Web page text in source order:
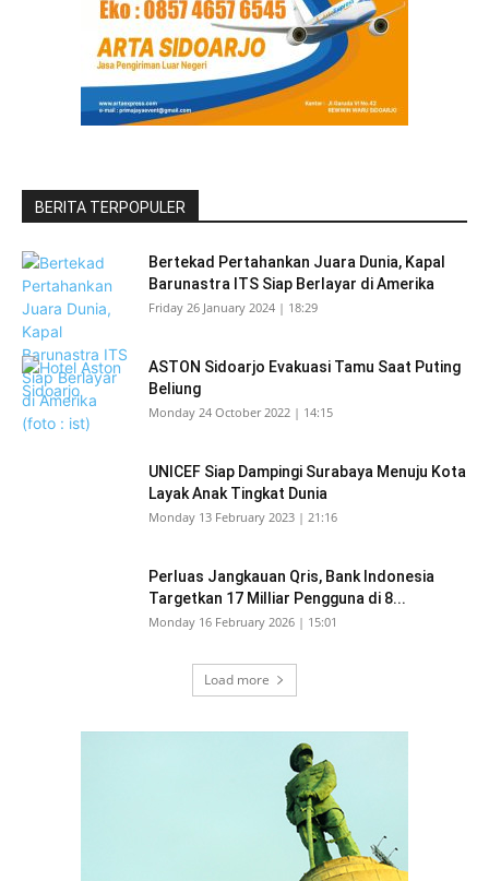
BERITA TERPOPULER
Bertekad Pertahankan Juara Dunia, Kapal
Barunastra ITS Siap Berlayar di Amerika
Friday 26 January 2024 | 18:29
ASTON Sidoarjo Evakuasi Tamu Saat Puting
Beliung
Monday 24 October 2022 | 14:15
UNICEF Siap Dampingi Surabaya Menuju Kota
Layak Anak Tingkat Dunia
Monday 13 February 2023 | 21:16
Perluas Jangkauan Qris, Bank Indonesia
Targetkan 17 Milliar Pengguna di 8...
Monday 16 February 2026 | 15:01
Load more